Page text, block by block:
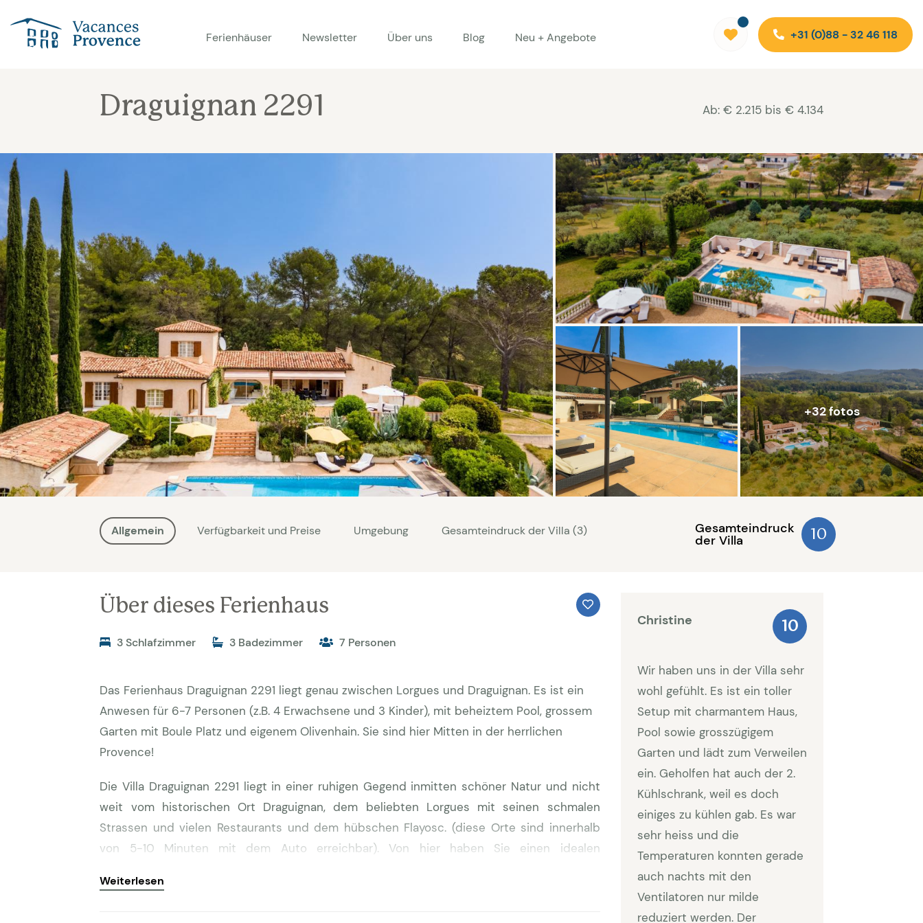
Vacances Provence
Ferienhäuser
Newsletter Über uns Blog Neu + Angebote +31 (0)88 - 32 46 118
Draguignan 2291 Ab: € 2.215 bis € 4.134
+32 fotos
Allgemein Verfügbarkeit und Preise Umgebung Gesamteindruck der Villa (3) Gesamteindruck
der Villa 10
Über dieses Ferienhaus
3 Schlafzimmer 3 Badezimmer 7 Personen
Das Ferienhaus Draguignan 2291 liegt genau zwischen Lorgues und Draguignan. Es ist ein
Anwesen für 6-7 Personen (z.B. 4 Erwachsene und 3 Kinder), mit beheiztem Pool, grossem
Garten mit Boule Platz und eigenem Olivenhain. Sie sind hier Mitten in der herrlichen
Provence!
Die Villa Draguignan 2291 liegt in einer ruhigen Gegend inmitten schöner Natur und nicht
weit vom historischen Ort Draguignan, dem beliebten Lorgues mit seinen schmalen
Strassen und vielen Restaurants und dem hübschen Flayosc. (diese Orte sind innerhalb
von 5-10 Minuten mit dem Auto erreichbar). Von hier haben Sie einen idealen
KM). Einige Restaurants und Weingüter in Laufweite. Das Haus befindet sich auf einem
Weiterlesen
Christine 10
Wir haben uns in der Villa sehr
wohl gefühlt. Es ist ein toller
Setup mit charmantem Haus,
Pool sowie grosszügigem
Garten und lädt zum Verweilen
ein. Geholfen hat auch der 2.
Kühlschrank, weil es doch
einiges zu kühlen gab. Es war
sehr heiss und die
Temperaturen konnten gerade
auch nachts mit den
Ventilatoren nur milde
reduziert werden. Der